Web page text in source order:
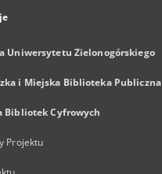
Uniwersytetu Zielonogórskiego
i Miejska Biblioteka Publiczna
Bibliotek Cyfrowych
Projektu